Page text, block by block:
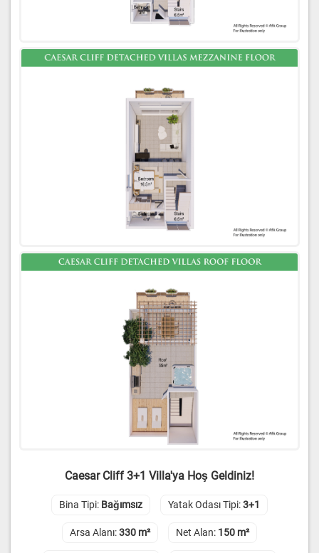
Caesar Cliff 3+1 Villa'ya Hoş Geldiniz!
Bina Tipi: Bağımsız Yatak Odası Tipi:3+1
Arsa Alanı:330 m² Net Alan: 150 m²